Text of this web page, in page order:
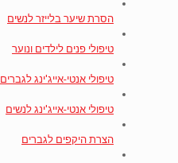
הסרת שיער בלייזר לנשים
טיפולי פנים לילדים ונוער
טיפולי אנטי-אייג'ינג לגברים
טיפולי אנטי-אייג'ינג לנשים
הצרת היקפים לגברים